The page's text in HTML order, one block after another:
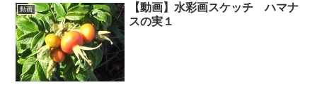
動画
【動画】水彩画スケッチ ハマナ
スの実１